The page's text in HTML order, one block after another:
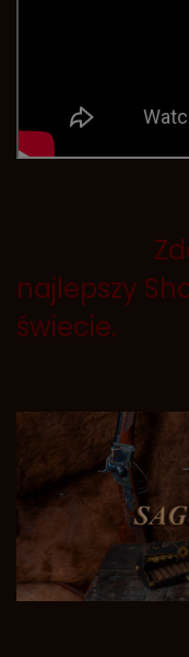
najlepszy
świecie.